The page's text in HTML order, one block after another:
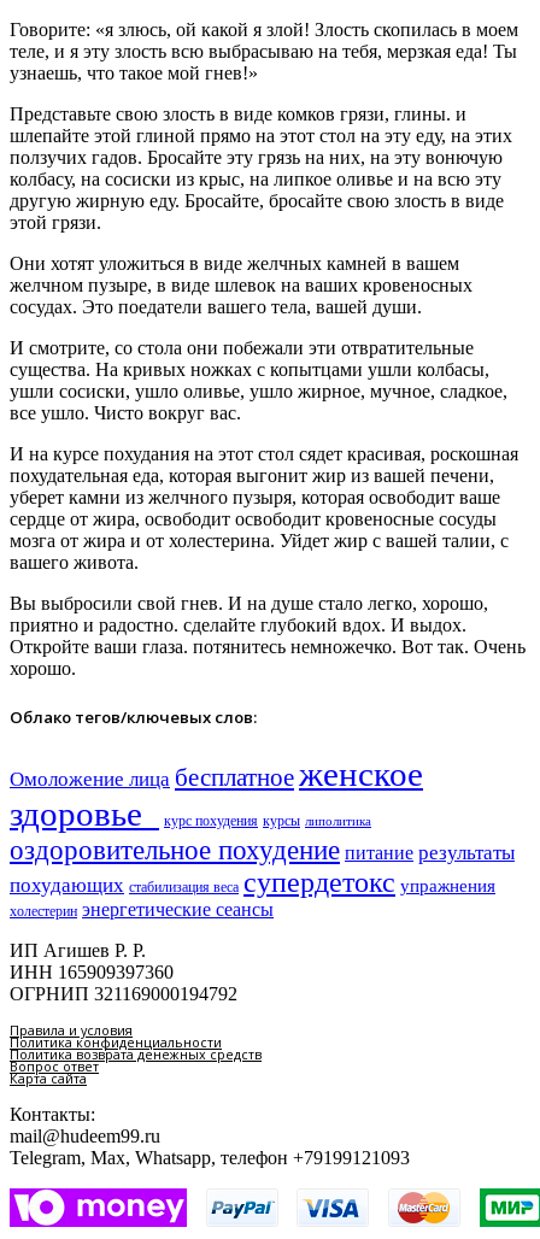
Говорите: «я злюсь, ой какой я злой! Злость скопилась в моем
теле, и я эту злость всю выбрасываю на тебя, мерзкая еда! Ты
узнаешь, что такое мой гнев!»
Представьте свою злость в виде комков грязи, глины. и
шлепайте этой глиной прямо на этот стол на эту еду, на этих
ползучих гадов. Бросайте эту грязь на них, на эту вонючую
колбасу, на сосиски из крыс, на липкое оливье и на всю эту
другую жирную еду. Бросайте, бросайте свою злость в виде
этой грязи.
Они хотят уложиться в виде желчных камней в вашем
желчном пузыре, в виде шлевок на ваших кровеносных
сосудах. Это поедатели вашего тела, вашей души.
И смотрите, со стола они побежали эти отвратительные
существа. На кривых ножках с копытцами ушли колбасы,
ушли сосиски, ушло оливье, ушло жирное, мучное, сладкое,
все ушло. Чисто вокруг вас.
И на курсе похудания на этот стол сядет красивая, роскошная
похудательная еда, которая выгонит жир из вашей печени,
уберет камни из желчного пузыря, которая освободит ваше
сердце от жира, освободит освободит кровеносные сосуды
мозга от жира и от холестерина. Уйдет жир с вашей талии, с
вашего живота.
Вы выбросили свой гнев. И на душе стало легко, хорошо,
приятно и радостно. сделайте глубокий вдох. И выдох.
Откройте ваши глаза. потянитесь немножечко. Вот так. Очень
хорошо.
Облако тегов/ключевых слов:
Омоложение лица бесплатноеженское
здоровье​
курс похудения курсы липолитика
оздоровительное похудение питание результаты
похудающих стабилизация веса супердетокс упражнения
холестерин энергетические сеансы
ИП Агишев Р. Р.
ИНН 165909397360
ОГРНИП 321169000194792
Правила и условия
Политика конфиденциальности
Политика возврата денежных средств
Вопрос ответ
Карта сайта
Контакты:
mail@hudeem99.ru
Telegram, Max, Whatsapp, телефон +79199121093